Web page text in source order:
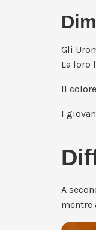
Gli
La loro
Il
I
A
mentre